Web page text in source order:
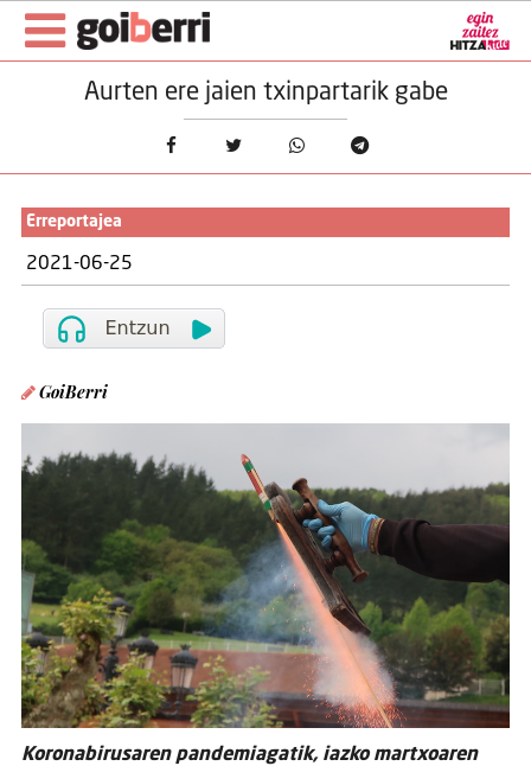
Aurten ere jaien txinpartarik gabe
Erreportajea
2021-06-25
GoiBerri
Koronabirusaren pandemiagatik, iazko martxoaren